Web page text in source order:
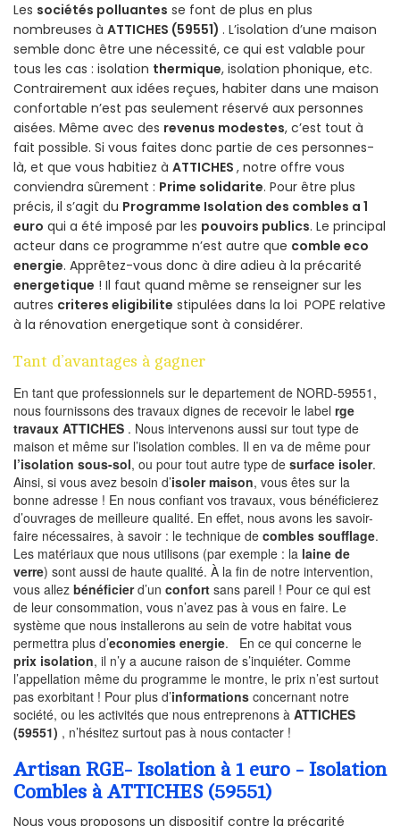
Les sociétés polluantes se font de plus en plus
nombreuses à ATTICHES (59551) . L’isolation d’une maison
semble donc être une nécessité, ce qui est valable pour
tous les cas : isolation thermique, isolation phonique, etc.
Contrairement aux idées reçues, habiter dans une maison
confortable n’est pas seulement réservé aux personnes
aisées. Même avec des revenus modestes, c’est tout à
fait possible. Si vous faites donc partie de ces personnes-
là, et que vous habitiez à ATTICHES , notre offre vous
conviendra sûrement : Prime solidarite. Pour être plus
précis, il s’agit du Programme Isolation des combles a 1
euro qui a été imposé par les pouvoirs publics. Le principal
acteur dans ce programme n’est autre que comble eco
energie. Apprêtez-vous donc à dire adieu à la précarité
energetique ! Il faut quand même se renseigner sur les
autres criteres eligibilite stipulées dans la loi POPE relative
à la rénovation energetique sont à considérer.
Tant d’avantages à gagner
En tant que professionnels sur le departement de NORD-59551,
nous fournissons des travaux dignes de recevoir le label rge
travaux ATTICHES . Nous intervenons aussi sur tout type de
maison et même sur l’isolation combles. Il en va de même pour
l’isolation sous-sol, ou pour tout autre type de surface isoler.
Ainsi, si vous avez besoin d’isoler maison, vous êtes sur la
bonne adresse ! En nous confiant vos travaux, vous bénéficierez
d’ouvrages de meilleure qualité. En effet, nous avons les savoir-
faire nécessaires, à savoir : le technique de combles soufflage.
Les matériaux que nous utilisons (par exemple : la laine de
verre) sont aussi de haute qualité. À la fin de notre intervention,
vous allez bénéficierd’un confort sans pareil ! Pour ce qui est
de leur consommation, vous n’avez pas à vous en faire. Le
système que nous installerons au sein de votre habitat vous
permettra plus d’economies energie. En ce qui concerne le
prix isolation, il n’y a aucune raison de s’inquiéter. Comme
l’appellation même du programme le montre, le prix n’est surtout
pas exorbitant ! Pour plus d’informations concernant notre
société, ou les activités que nous entreprenons à ATTICHES
(59551) , n’hésitez surtout pas à nous contacter !
Artisan RGE- Isolation à 1 euro - Isolation
Combles à ATTICHES (59551)
Nous vous proposons un dispositif contre la précarité